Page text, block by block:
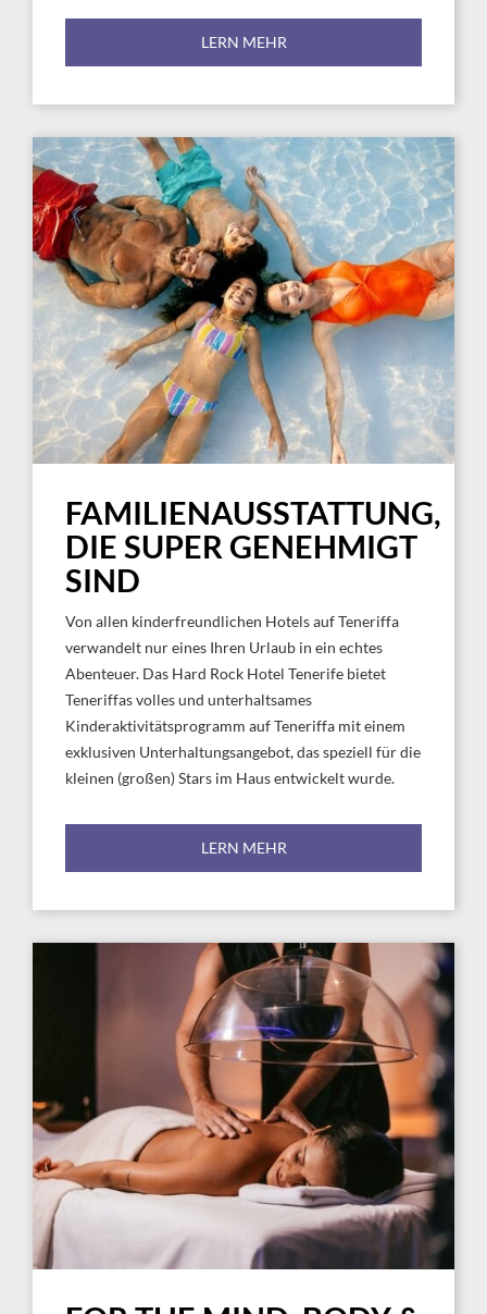
LERN MEHR
FAMILIENAUSSTATTUNG,
DIE SUPER GENEHMIGT
SIND
Von allen kinderfreundlichen Hotels auf Teneriffa
verwandelt nur eines Ihren Urlaub in ein echtes
Abenteuer. Das Hard Rock Hotel Tenerife bietet
Teneriffas volles und unterhaltsames
Kinderaktivitätsprogramm auf Teneriffa mit einem
exklusiven Unterhaltungsangebot, das speziell für die
kleinen (großen) Stars im Haus entwickelt wurde.
LERN MEHR